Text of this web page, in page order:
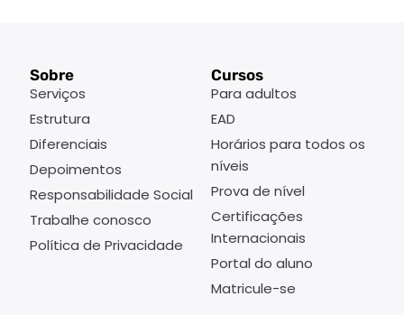
Sobre
Serviços
Estrutura
Diferenciais
Depoimentos
Responsabilidade Social
Trabalhe conosco
Política de Privacidade
Cursos
Para adultos
EAD
Horários para todos os
níveis
Prova de nível
Certificações
Internacionais
Portal do aluno
Matricule-se